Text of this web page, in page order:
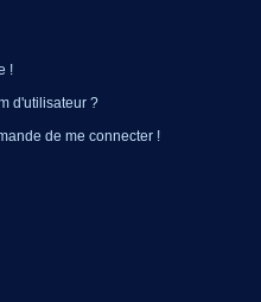
!
d'utilisateur ?
de me connecter !